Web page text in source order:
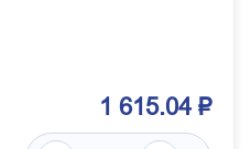
1 615.04 ₽